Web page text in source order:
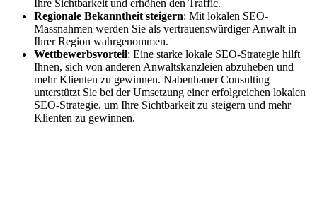
Ihre Sichtbarkeit und erhöhen den Traffic.
Regionale Bekanntheit steigern: Mit lokalen SEO-
Massnahmen werden Sie als vertrauenswürdiger Anwalt in
Ihrer Region wahrgenommen.
Wettbewerbsvorteil: Eine starke lokale SEO-Strategie hilft
Ihnen, sich von anderen Anwaltskanzleien abzuheben und
mehr Klienten zu gewinnen. Nabenhauer Consulting
unterstützt Sie bei der Umsetzung einer erfolgreichen lokalen
SEO-Strategie, um Ihre Sichtbarkeit zu steigern und mehr
Klienten zu gewinnen.